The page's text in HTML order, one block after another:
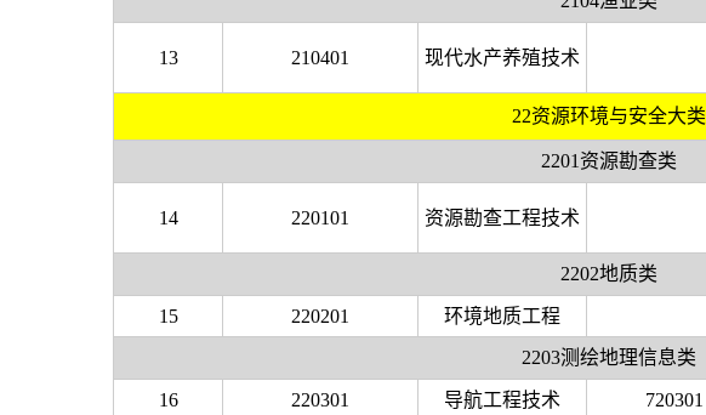
13 210401 现代水产养殖技术
22资源环境与安全大类
2201资源勘查类
14 220101 资源勘查工程技术
2202地质类
15 220201 环境地质工程
2203测绘地理信息类
16 220301 导航工程技术 720301